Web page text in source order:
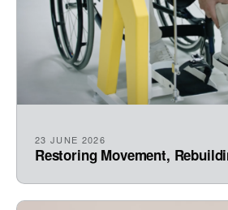
23 JUNE 2026
Restoring Movement,